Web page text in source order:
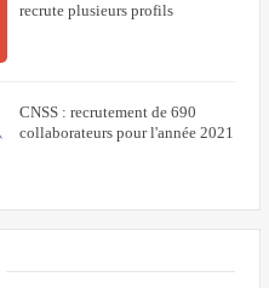
recrute plusieurs profils
CNSS : recrutement de 690
collaborateurs pour l'année 2021